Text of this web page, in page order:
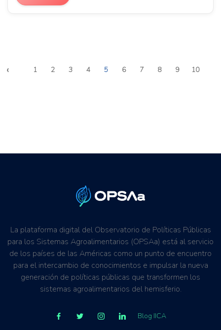
‹ 1 2 3 4 5 6 7 8 9 10
La plataforma digital del Observatorio de Políticas Públicas
para los Sistemas Agroalimentarios (OPSAa) está al servicio
de los países de las Américas como un punto de encuentro
para el intercambio de conocimientos e impulsar la nueva
generación de políticas públicas que transformen los
sistemas agroalimentarios del hemisferio.
Blog IICA